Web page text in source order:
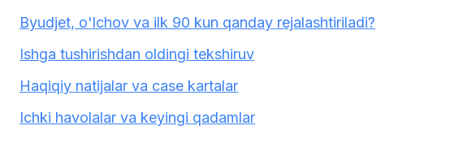
Byudjet, o'lchov va ilk 90 kun qanday rejalashtiriladi?
Ishga tushirishdan oldingi tekshiruv
Haqiqiy natijalar va case kartalar
Ichki havolalar va keyingi qadamlar